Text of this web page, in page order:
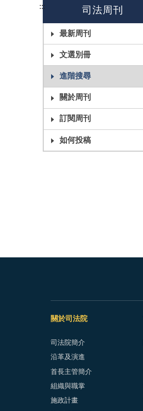
::: 司法周刊
最新周刊
文選別冊
進階搜尋
關於周刊
訂閱周刊
如何投稿
關於司法院
司法院簡介
沿革及演進
首長主管簡介
組織與職掌
施政計畫